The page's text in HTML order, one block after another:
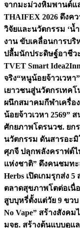
จากมะม่วงหิมพานต์แ
THAIFEX 2026 ดึงค
วิจัยและนวัตกรรม ‘น้
งาน ขับเคลื่อนการบ
ปลื้มนักประดิษฐ์อาชีว
TVET Smart
จริง“หนูน้อยจ้าวเวหา
เยาวชนสู่นวัตกรเทค
ผนึกสมาคมกีฬาเครื่อ
น้อยจ้าวเวหา 2569”
ศักยภาพโดรนวช. ยก
นวัตกรรม ดันสารอะ
ศุภจี ปลุกพลังคราฟต์ไ
แห่งชาติ” ดึงคนชมทะ
Herbs เปิดเกมรุกส่ง
ตลาดสุขภาพโตต่อเนื่
สูบบุหรี่ตั้งแต่วัย 9 ขวบ
No Vape” สร้างสังค
มจธ. สร้างต้นแบบดูแ